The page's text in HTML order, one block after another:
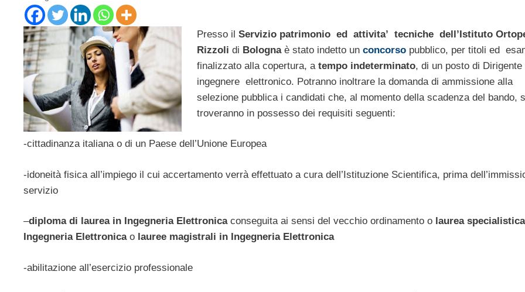
Presso il Servizio patrimonio ed attivita’ tecniche dell’Istituto
Rizzoli di Bolognaè stato indetto un concorsopubblico, per titoli ed
finalizzato alla copertura, a tempo indeterminato, di un posto di Dirigente
ingegnere elettronico. Potranno inoltrare la domanda di ammissione alla
selezione pubblica i candidati che, al momento della scadenza del bando,
troveranno in possesso dei requisiti seguenti:
-cittadinanza italiana o di un Paese dell’Unione Europea
-idoneità fisica all’impiego il cui accertamento verrà effettuato a cura dell’Istituzione Scientifica, prima
servizio
–diploma di laurea in Ingegneria Elettronicaconseguita ai sensi del vecchio ordinamento o laurea
Ingegneria Elettronicao lauree magistrali in Ingegneria Elettronica
-abilitazione all’esercizio professionale